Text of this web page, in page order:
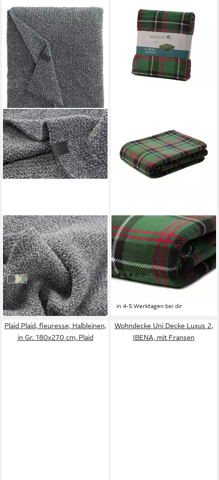
SCHÖNER WOHNEN-
KOLLEKTION
Wohndecke Vivid
130 x 170 cm B/L
69,95 €
in 2-3 Werktagen bei dir
anthrazit
beige
grün
HSC HOME-STYLE-CREATION
GMBH
Wohndecke Mikrofaser
Flanell Kuscheldecke
150 x 200 cm B/L
(6)
34,95 € UVP69,95 €
in 4-5 Werktagen bei dir
Plaid Plaid, fleuresse, Halbleinen,
in Gr. 180x270 cm, Plaid
Wohndecke Uni Decke Luxus 2,
IBENA, mit Fransen